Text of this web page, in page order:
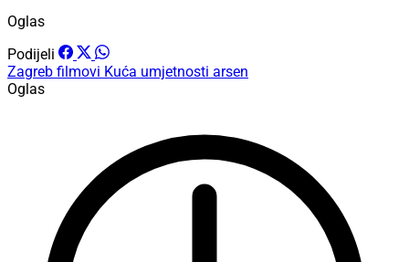
Oglas
Podijeli
Zagreb filmovi Kuća umjetnosti arsen
Oglas